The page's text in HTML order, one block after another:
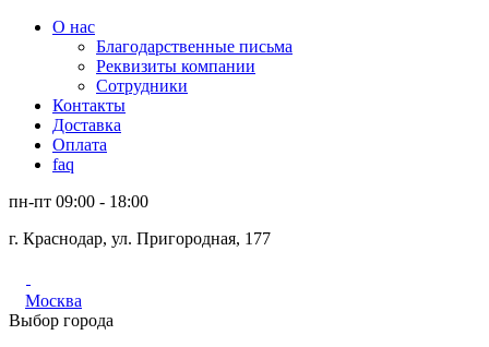
О нас
Благодарственные письма
Реквизиты компании
Сотрудники
Контакты
Доставка
Оплата
faq
пн-пт 09:00 - 18:00
г. Краснодар, ул. Пригородная, 177
Москва
Выбор города